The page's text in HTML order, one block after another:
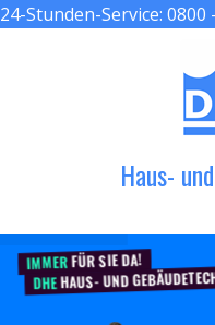
24-Stunden-Service: 0800
Haus-
IMMERFÜR SIE DA!
DHEHAUS- UND